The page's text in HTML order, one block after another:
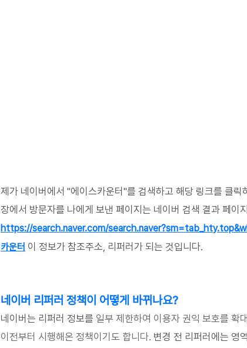
제가 네이버에서 "에이스카운터"를 검색하고 해당 링크를 클
장에서 방문자를 나에게 보낸 페이지는 네이버 검색 결과 페이
https://search.naver.com/
카운터 이 정보가 참조주소, 리퍼러가 되는 것입니다.
네이버 리퍼러 정책이 어떻게 바뀌나요?
네이버는 리퍼러 정보를 일부 제한하여 이용자 권익 보호를 확
이전부터 시행해온 정책이기도 합니다. 변경 전 리퍼러에는 영